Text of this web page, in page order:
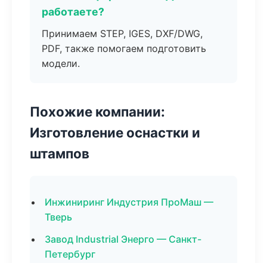
работаете?
Принимаем STEP, IGES, DXF/DWG,
PDF, также помогаем подготовить
модели.
Похожие компании:
Изготовление оснастки и
штампов
Инжиниринг Индустрия ПроМаш —
Тверь
Завод Industrial Энерго — Санкт-
Петербург